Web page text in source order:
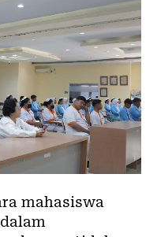
mahasiswa